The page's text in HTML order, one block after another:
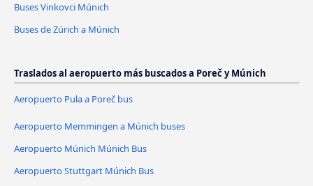
Buses Vinkovci Múnich
Buses de Zúrich a Múnich
Traslados al aeropuerto más buscados a Poreč y Múnich
Aeropuerto Pula a Poreč bus
Aeropuerto Memmingen a Múnich buses
Aeropuerto Múnich Múnich Bus
Aeropuerto Stuttgart Múnich Bus